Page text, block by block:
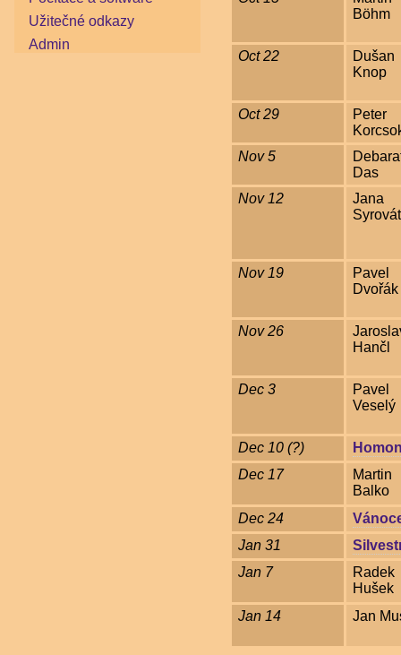
Užitečné odkazy
Admin
Böhm
Oct 22
Dušan
Knop
Oct 29
Peter
Nov 5
Das
Nov 12
Jana
Nov 19
Pavel
Dvořák
Nov 26
Hančl
Dec 3
Pavel
Veselý
Dec 10 (?)
Dec 17
Martin
Balko
Dec 24
Jan 31
Jan 7
Radek
Hušek
Jan 14
Jan